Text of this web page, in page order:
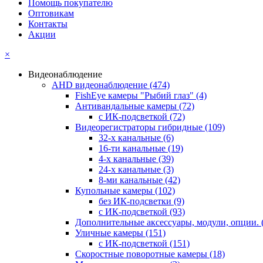
Помощь покупателю
Оптовикам
Контакты
Акции
×
Видеонаблюдение
AHD видеонаблюдение (474)
FishEye камеры "Рыбий глаз" (4)
Антивандальные камеры (72)
с ИК-подсветкой (72)
Видеорегистраторы гибридные (109)
32-х канальные (6)
16-ти канальные (19)
4-х канальные (39)
24-х канальные (3)
8-ми канальные (42)
Купольные камеры (102)
без ИК-подсветки (9)
с ИК-подсветкой (93)
Дополнительные аксессуары, модули, опции.
Уличные камеры (151)
с ИК-подсветкой (151)
Скоростные поворотные камеры (18)